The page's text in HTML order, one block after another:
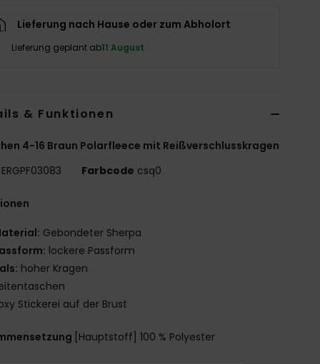
Lieferung nach Hause oder zum Abholort
Lieferung geplant ab11 August
& Funktionen
4-16 Braun Polarfleece mit Reißverschlusskragen
ERGPF03083 Farbcode csq0
Gebondeter Sherpa
lockere Passform
hoher Kragen
Stickerei auf der Brust
[Hauptstoff] 100 % Polyester